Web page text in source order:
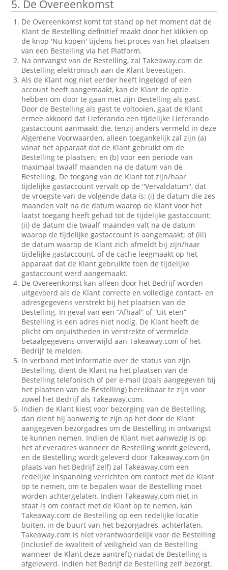
5. De Overeenkomst
De Overeenkomst komt tot stand op het moment dat de
Klant de Bestelling definitief maakt door het klikken op
de knop 'Nu kopen' tijdens het proces van het plaatsen
van een Bestelling via het Platform.
Na ontvangst van de Bestelling, zal Takeaway.com de
Bestelling elektronisch aan de Klant bevestigen.
Als de Klant nog niet eerder heeft ingelogd of een
account heeft aangemaakt, kan de Klant de optie
hebben om door te gaan met zijn Bestelling als gast.
Door de Bestelling als gast te voltooien, gaat de Klant
ermee akkoord dat Lieferando een tijdelijke Lieferando
gastaccount aanmaakt die, tenzij anders vermeld in deze
Algemene Voorwaarden, alleen toegankelijk zal zijn (a)
vanaf het apparaat dat de Klant gebruikt om de
Bestelling te plaatsen; en (b) voor een periode van
maximaal twaalf maanden na de datum van de
Bestelling. De toegang van de Klant tot zijn/haar
tijdelijke gastaccount vervalt op de ''Vervaldatum'', dat
de vroegste van de volgende data is: (i) de datum die zes
maanden valt na de datum waarop de Klant voor het
laatst toegang heeft gehad tot de tijdelijke gastaccount;
(ii) de datum die twaalf maanden valt na de datum
waarop de tijdelijke gastaccount is aangemaakt; of (iii)
de datum waarop de Klant zich afmeldt bij zijn/haar
tijdelijke gastaccount, of de cache leegmaakt op het
apparaat dat de Klant gebruikte toen de tijdelijke
gastaccount werd aangemaakt.
De Overeenkomst kan alleen door het Bedrijf worden
uitgevoerd als de Klant correcte en volledige contact- en
adresgegevens verstrekt bij het plaatsen van de
Bestelling. In geval van een “Afhaal” of “Uit eten”
Bestelling is een adres niet nodig. De Klant heeft de
plicht om onjuistheden in verstrekte of vermelde
betaalgegevens onverwijld aan Takeaway.com of het
Bedrijf te melden.
In verband met informatie over de status van zijn
Bestelling, dient de Klant na het plaatsen van de
Bestelling telefonisch of per e-mail (zoals aangegeven bij
het plaatsen van de Bestelling) bereikbaar te zijn voor
zowel het Bedrijf als Takeaway.com.
Indien de Klant kiest voor bezorging van de Bestelling,
dan dient hij aanwezig te zijn op het door de Klant
aangegeven bezorgadres om de Bestelling in ontvangst
te kunnen nemen. Indien de Klant niet aanwezig is op
het afleveradres wanneer de Bestelling wordt geleverd,
en de Bestelling wordt geleverd door Takeaway.com (in
plaats van het Bedrijf zelf) zal Takeaway.com een
redelijke inspanning verrichten om contact met de Klant
op te nemen, om te bepalen waar de Bestelling moet
worden achtergelaten. Indien Takeaway.com niet in
staat is om contact met de Klant op te nemen, kan
Takeaway.com de Bestelling op een redelijke locatie
buiten, in de buurt van het bezorgadres, achterlaten.
Takeaway.com is niet verantwoordelijk voor de Bestelling
(inclusief de kwaliteit of veiligheid van de Bestelling
wanneer de Klant deze aantreft) nadat de Bestelling is
afgeleverd. Indien het Bedrijf de Bestelling zelf bezorgt,